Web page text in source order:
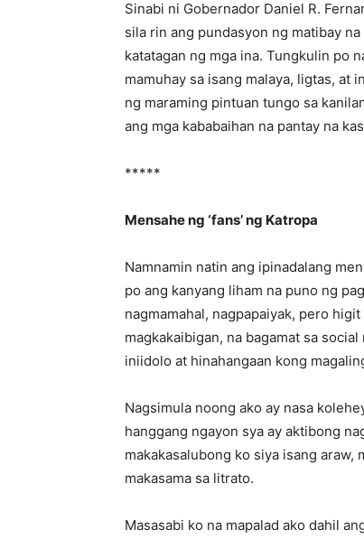
Sinabi ni Gobernador Daniel R.
sila rin ang pundasyon ng matibay
katatagan ng mga ina. Tungkulin po
mamuhay sa isang malaya, ligtas, at
ng maraming pintuan tungo sa
ang mga kababaihan na pantay na
*****
Mensahe ng ‘fans’ ng Katropa
Namnamin natin ang ipinadalang
po ang kanyang liham na puno ng
nagmamahal, nagpapaiyak, pero
magkakaibigan, na bagamat sa
iniidolo at hinahangaan kong
Nagsimula noong ako ay nasa
hanggang ngayon sya ay aktibong
makakasalubong ko siya isang araw,
makasama sa litrato.
Masasabi ko na mapalad ako dahil